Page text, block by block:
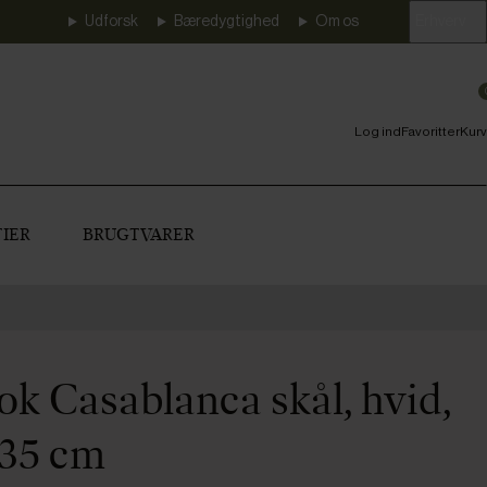
Udforsk Bæredygtighed Om os
Log indFavoritterKurv
BRUGTVARER
Casablanca skål, hvid,
cm